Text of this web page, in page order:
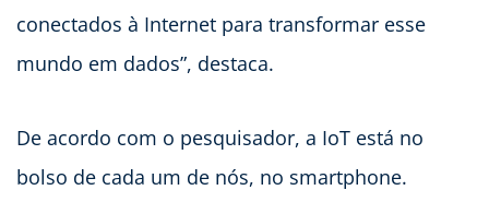
conectados à Internet para transformar esse
mundo em dados”, destaca.
De acordo com o pesquisador, a IoT está no
bolso de cada um de nós, no smartphone.